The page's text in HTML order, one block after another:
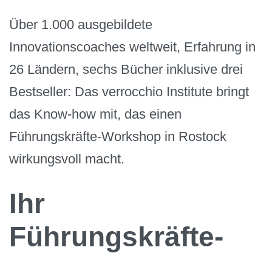
Über 1.000 ausgebildete
Innovationscoaches weltweit, Erfahrung in
26 Ländern, sechs Bücher inklusive drei
Bestseller: Das verrocchio Institute bringt
das Know-how mit, das einen
Führungskräfte-Workshop in Rostock
wirkungsvoll macht.
Ihr
Führungskräfte-